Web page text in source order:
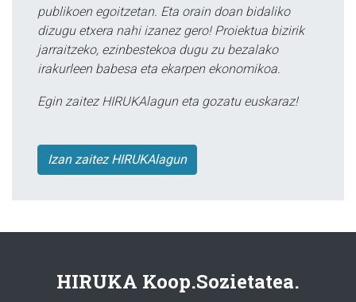
publikoen egoitzetan. Eta orain doan bidaliko
dizugu etxera nahi izanez gero! Proiektua bizirik
jarraitzeko, ezinbestekoa dugu zu bezalako
irakurleen babesa eta ekarpen ekonomikoa.
Egin zaitez HIRUKAlagun eta gozatu euskaraz!
Izan zaitez HIRUKAlagun
HIRUKA Koop.Sozietatea.